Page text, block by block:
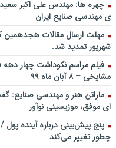
ملی توسعه مدیریت پولی و بانکی
بهمن ماه ۹۲
چهره ها: مهندس علی اکبر
ی مهندسی صنایع ایران
شهریور تمدید شد.
فیلم مراسم نکوداشت چهار دهه
مشایخی – ۸ آبان ماه ۹۹
ماراتن هنر و مهندسی صنایع:
ای موفق، موزیسینی نوآور
پنج پیش‌بینی درباره آینده پول
چطور تغییر می‌کند